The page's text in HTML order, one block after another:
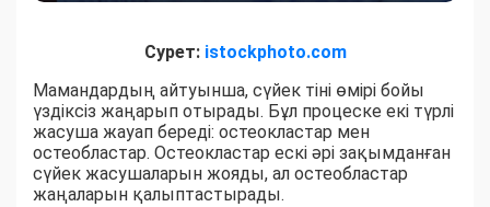
Сурет: istockphoto.com
Мамандардың айтуынша, сүйек тіні өмірі бойы
үздіксіз жаңарып отырады. Бұл процеске екі түрлі
жасуша жауап береді: остеокластар мен
остеобластар. Остеокластар ескі әрі зақымданған
сүйек жасушаларын жояды, ал остеобластар
жаңаларын қалыптастырады.